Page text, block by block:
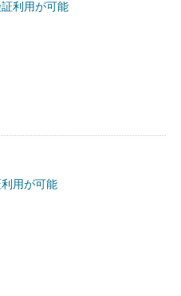
利用が可能
用が可能